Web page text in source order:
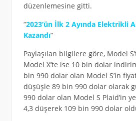
düzenlemesine gitti.
“2023’ün İlk 2 Ayında Elektrikli
Kazandı”
Paylaşılan bilgilere göre, Model
Model X’te ise 10 bin dolar
bin 990 dolar olan Model S’in
düşüşle 89 bin 990 dolar olarak
990 dolar olan Model S Plaid’in
4,3 düşerek 109 bin 990 dolar